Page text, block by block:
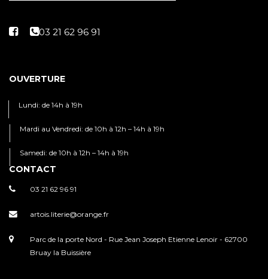
OUVERTURE
Lundi: de 14h à 19h
Mardi au Vendredi: de 10h à 12h – 14h à 19h
Samedi: de 10h à 12h – 14h à 19h
CONTACT
03 21 62 96 91
artois.literie@orange.fr
Parc de la porte Nord - Rue Jean Joseph Etienne Lenoir - 62700
Bruay la Buissière